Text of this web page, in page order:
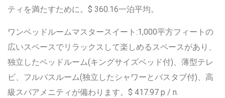
ティを満たすために。$ 360.16一泊平均。
ワンベッドルームマスタースイート:1,000平方フィートの
広いスペースでリラックスして楽しめるスペースがあり、
独立したベッドルーム(キングサイズベッド付)、薄型テレ
ビ、フルバスルーム(独立したシャワーとバスタブ付)、高
級スパアメニティが備わります。$ 417.97 p / n.